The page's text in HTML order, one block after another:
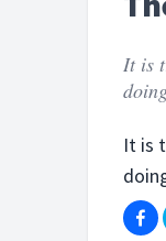
It is
It is